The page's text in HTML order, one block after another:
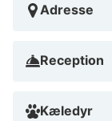
Adresse
Reception
Kæledyr